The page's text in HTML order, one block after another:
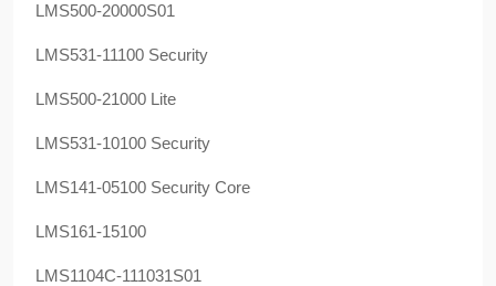
LMS500-20000S01
LMS531-11100 Security
LMS500-21000 Lite
LMS531-10100 Security
LMS141-05100 Security Core
LMS161-15100
LMS1104C-111031S01